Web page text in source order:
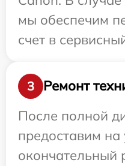
мы обеспечим
счет в
3
Ремонт
После полной
предоставим
окончательный